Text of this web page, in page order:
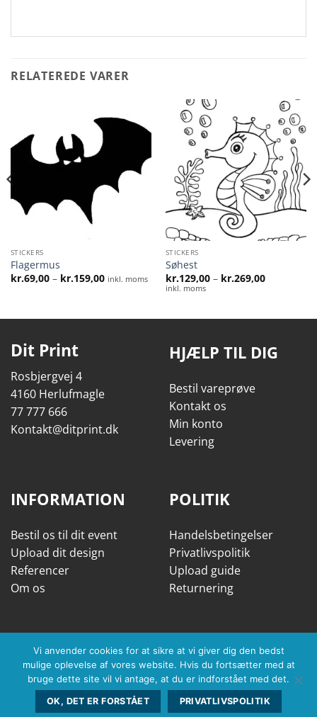
RELATEREDE VARER
STICKERS
Flagermus
kr.69,00 – kr.159,00Prisinterval:
kr.69,00
inkl. moms
STICKERS
Søhest
kr.129,00 – kr.269,00
kr.129,00
inkl. moms
Dit Print
Rosbjergvej 4
4160 Herlufmagle
77 777 666
Kontakt@ditprint.dk
HJÆLP TIL DIG
Bestil vareprøve
Kontakt os
Min konto
Levering
INFORMATION
Bestil os til dit event
Upload dit design
Referencer
Om os
POLITIK
Handelsbetingelser
Privatlivspolitik
Upload guide
Returnering
Copyright 2026 ©Dit Print
Vi anvender cookies for at sikre at vi giver dig den bedst
mulige oplevelse af vores website. Hvis du fortsætter med at
bruge dette site vil vi antage, at du er indforstået med det.
OK, DET ER FORSTÅET PRIVATLIVSPOLITIK